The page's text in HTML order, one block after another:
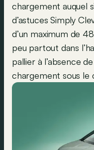
chargement auquel
d’astuces Simply
d’un maximum de
peu partout dans
pallier à l’absence
chargement sous le